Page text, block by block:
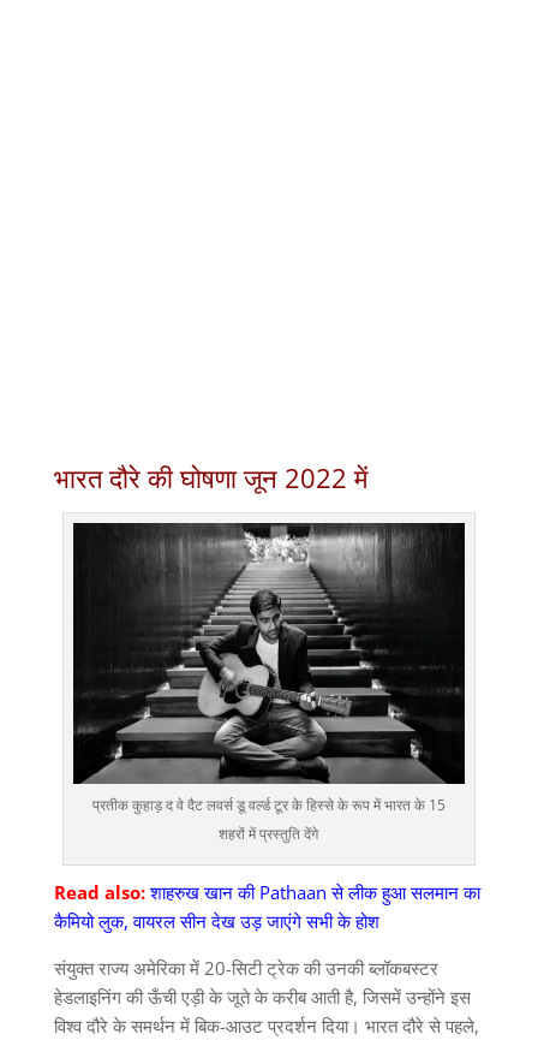
भारत दौरे की घोषणा जून 2022 में
प्रतीक कुहाड़ द वे दैट लवर्स डू वर्ल्ड टूर के हिस्से के रूप में भारत के 15
शहरों में प्रस्तुति देंगे
Read also: शाहरुख खान की Pathaan से लीक हुआ सलमान का
कैमियो लुक, वायरल सीन देख उड़ जाएंगे सभी के होश
संयुक्त राज्य अमेरिका में 20-सिटी ट्रेक की उनकी ब्लॉकबस्टर
हेडलाइनिंग की ऊँची एड़ी के जूते के करीब आती है, जिसमें उन्होंने इस
विश्व दौरे के समर्थन में बिक-आउट प्रदर्शन दिया। भारत दौरे से पहले,